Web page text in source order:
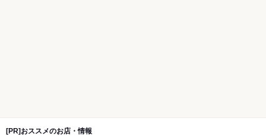
[PR]おススメのお店・情報